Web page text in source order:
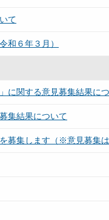
て
和６年３月）
に関する意見募集結果に
集結果について
募集します（※意見募集は